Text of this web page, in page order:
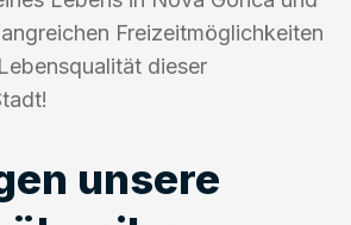
Freizeitmöglichkeiten
dieser
unsere